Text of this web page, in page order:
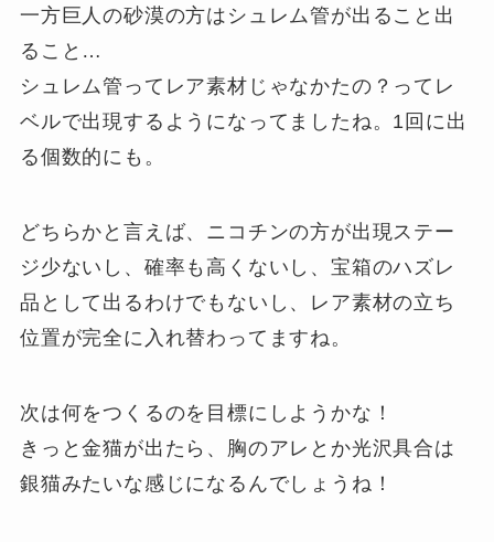
一方巨人の砂漠の方はシュレム管が出ること出
ること…
シュレム管ってレア素材じゃなかたの？ってレ
ベルで出現するようになってましたね。1回に出
る個数的にも。
どちらかと言えば、ニコチンの方が出現ステー
ジ少ないし、確率も高くないし、宝箱のハズレ
品として出るわけでもないし、レア素材の立ち
位置が完全に入れ替わってますね。
次は何をつくるのを目標にしようかな！
きっと金猫が出たら、胸のアレとか光沢具合は
銀猫みたいな感じになるんでしょうね！